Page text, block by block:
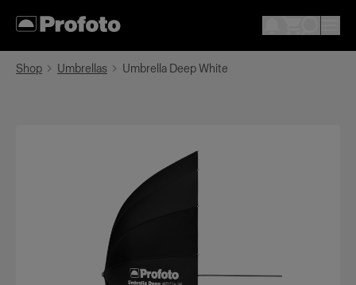
Shop Umbrellas Umbrella Deep White